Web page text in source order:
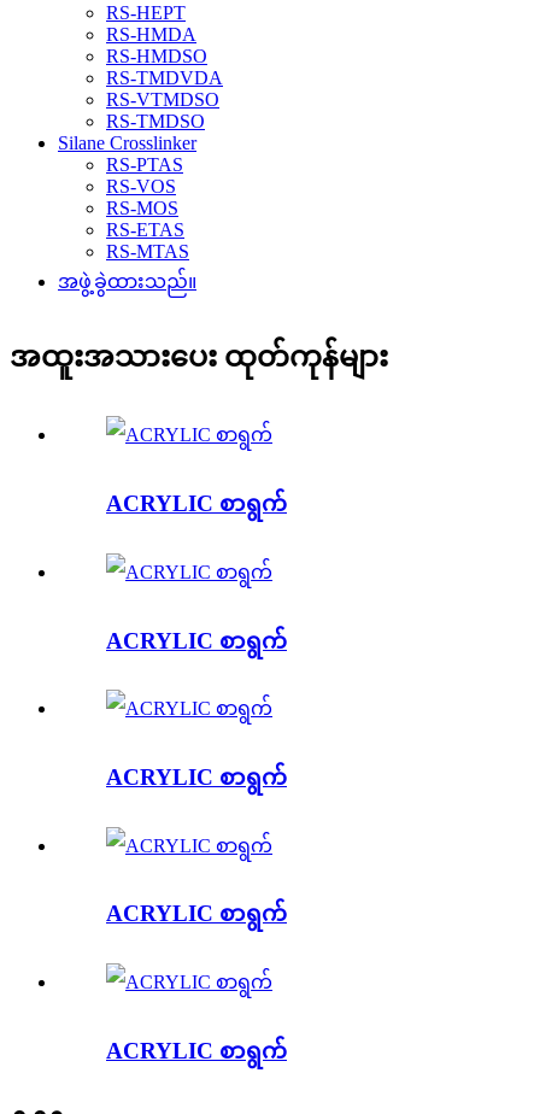
RS-HEPT
RS-HMDA
RS-HMDSO
RS-TMDVDA
RS-VTMDSO
RS-TMDSO
Silane Crosslinker
RS-PTAS
RS-VOS
RS-MOS
RS-ETAS
RS-MTAS
အဖွဲ့ခွဲထားသည်။
အထူးအသားပေး ထုတ်ကုန်များ
ACRYLIC စာရွက်
ACRYLIC စာရွက်
ACRYLIC စာရွက်
ACRYLIC စာရွက်
ACRYLIC စာရွက်